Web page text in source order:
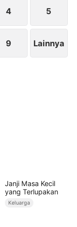
4 5
9 Lainnya
Janji Masa Kecil
yang Terlupakan
Keluarga